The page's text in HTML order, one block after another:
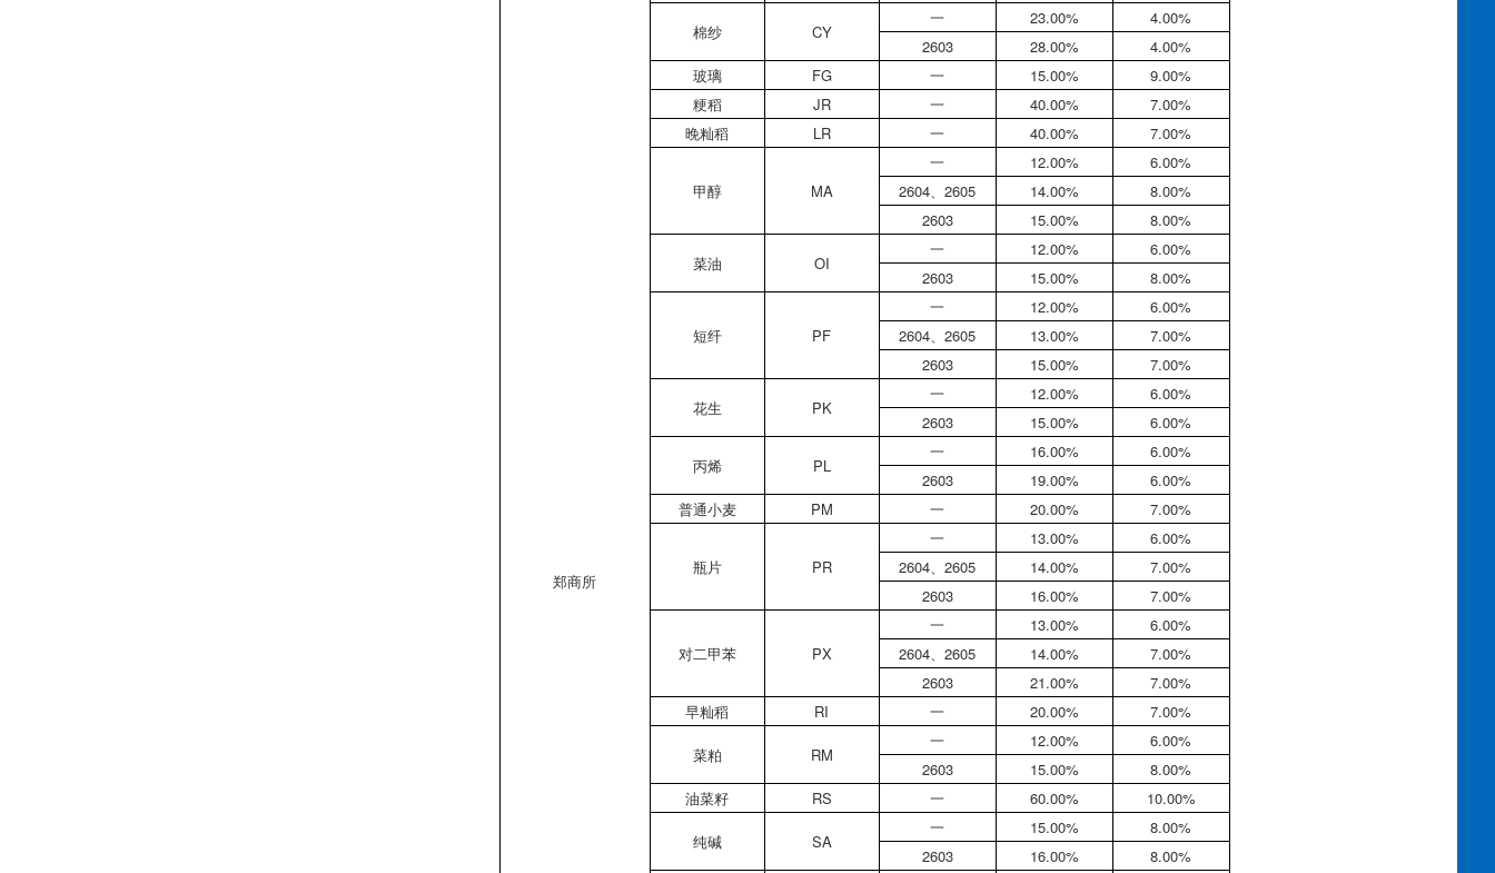
郑商所
棉纱 CY
一 23.00%
4.00%
2603
28.00%
4.00%
玻璃
FG 一 15.00%
9.00%
粳稻
JR 一 40.00%
7.00%
晚籼稻
LR 一 40.00% 7.00%
甲醇 MA
一 12.00%
6.00%
2604、 2605 14.00%
8.00%
2603
15.00% 8.00%
菜油 OI
一 12.00%
6.00%
2603
15.00% 8.00%
短纤 PF
一 12.00%
6.00%
2604、 2605 13.00%
7.00%
2603
15.00% 7.00%
花生 PK
一 12.00%
6.00%
2603
15.00% 6.00%
丙烯 PL
一 16.00%
6.00%
2603
19.00%
6.00%
普通小麦
PM 一 20.00% 7.00%
瓶片 PR
一 13.00%
6.00%
2604、 2605 14.00%
7.00%
2603
16.00% 7.00%
对二甲苯 PX
一 13.00%
6.00%
2604、 2605 14.00%
7.00%
2603
21.00%
7.00%
早籼稻
RI 一 20.00% 7.00%
菜粕 RM
一 12.00%
6.00%
2603
15.00%
8.00%
油菜籽
RS 一 60.00% 10.00%
纯碱 SA
一 15.00%
8.00%
2603
16.00% 8.00%